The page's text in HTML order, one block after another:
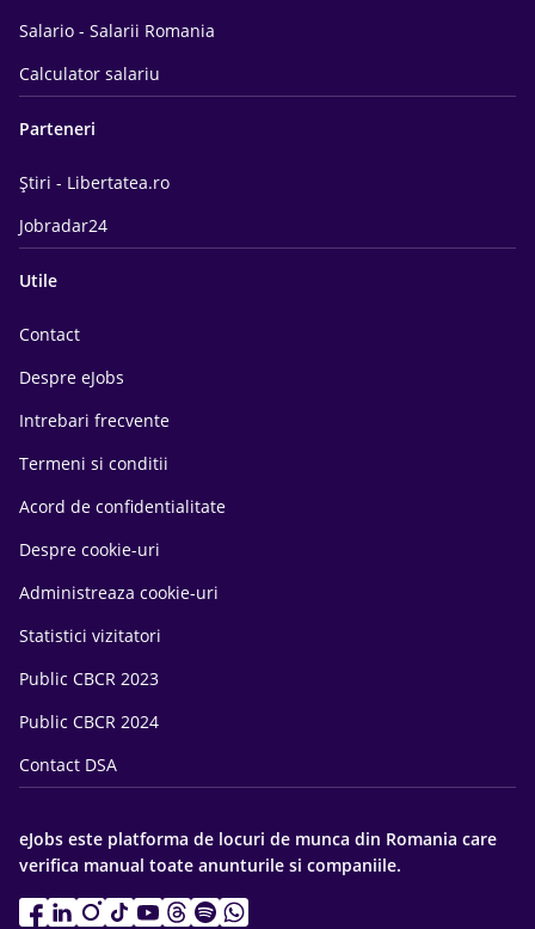
Salario - Salarii Romania
Calculator salariu
Parteneri
Știri - Libertatea.ro
Jobradar24
Utile
Contact
Despre eJobs
Intrebari frecvente
Termeni si conditii
Acord de confidentialitate
Despre cookie-uri
Administreaza cookie-uri
Statistici vizitatori
Public CBCR 2023
Public CBCR 2024
Contact DSA
eJobs este platforma de locuri de munca din Romania care
verifica manual toate anunturile si companiile.